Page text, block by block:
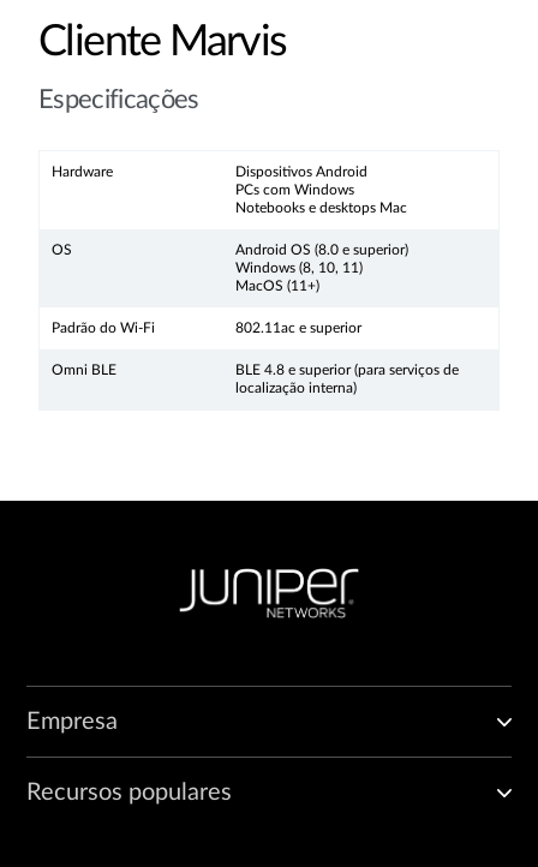
Cliente Marvis
Especificações
Hardware
Dispositivos Android
PCs com Windows
Notebooks e desktops Mac
OS
Android OS (8.0 e superior)
Windows (8, 10, 11)
MacOS (11+)
Padrão do Wi-Fi 802.11ac e superior
Omni BLE
BLE 4.8 e superior (para serviços de
localização interna)
Empresa
Recursos populares